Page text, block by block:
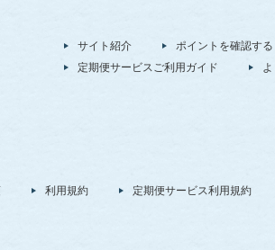
サイト紹介 ポイントを確認する
定期便サービスご利用ガイド
利用規約 定期便サービス利用規約